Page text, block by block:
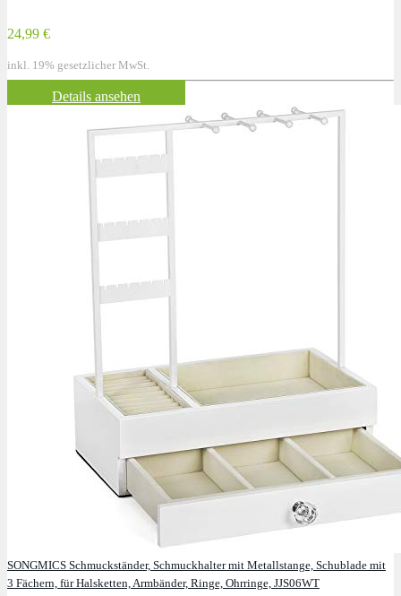
24,99 €
inkl. 19% gesetzlicher MwSt.
Details ansehen
SONGMICS Schmuckständer, Schmuckhalter mit Metallstange, Schublade mit
3 Fächern, für Halsketten, Armbänder, Ringe, Ohrringe, JJS06WT